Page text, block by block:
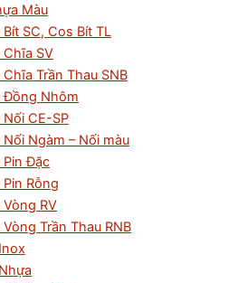
Màu
SC, Cos Bít TL
SV
Trần Thau SNB
Đồng Nhôm
CE-SP
Ngàm – Nối màu
Đặc
Rỗng
RV
Trần Thau RNB